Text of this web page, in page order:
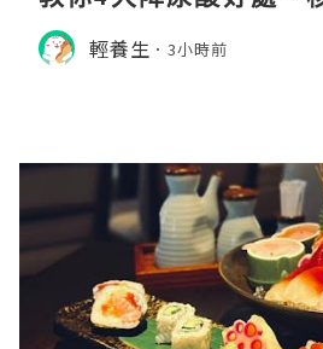
飲食調理秘訣
輕養生 3小時前